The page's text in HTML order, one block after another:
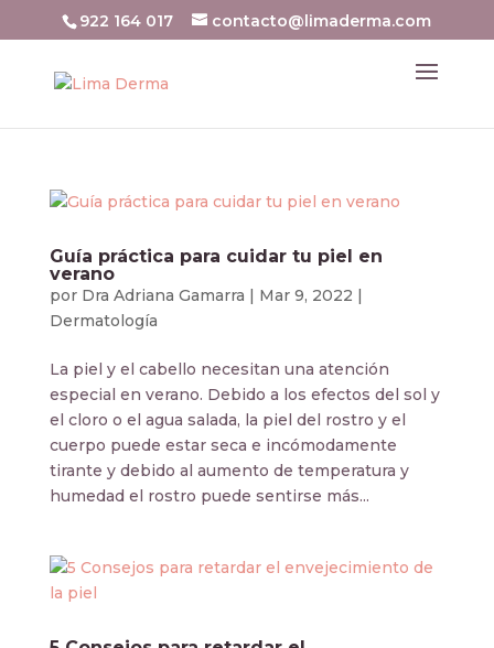
922 164 017 contacto@limaderma.com
Guía práctica para cuidar tu piel en
verano
por Dra Adriana Gamarra | Mar 9, 2022 |
Dermatología
La piel y el cabello necesitan una atención
especial en verano. Debido a los efectos del sol y
el cloro o el agua salada, la piel del rostro y el
cuerpo puede estar seca e incómodamente
tirante y debido al aumento de temperatura y
humedad el rostro puede sentirse más...